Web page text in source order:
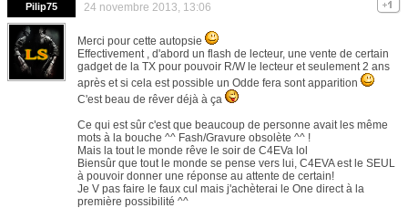
Pilip75 24 novembre 2013, 13:06
Merci pour cette autopsie
Effectivement , d'abord un flash de lecteur, une vente de certain
gadget de la TX pour pouvoir R/W le lecteur et seulement 2 ans
après et si cela est possible un Odde fera sont apparition
C'est beau de rêver déjà à ça
Ce qui est sûr c'est que beaucoup de personne avait les même
mots à la bouche ^^ Fash/Gravure obsolète ^^ !
Mais la tout le monde rêve le soir de C4EVa lol
Biensûr que tout le monde se pense vers lui, C4EVA est le SEUL
à pouvoir donner une réponse au attente de certain!
Je V pas faire le faux cul mais j'achèterai le One direct à la
première possibilité ^^